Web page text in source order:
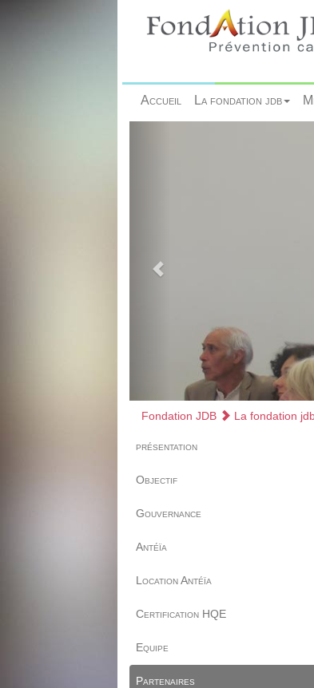
Accueil La fondation jdb
Fondation JDB La fondation
présentation
Objectif
Gouvernance
Antéïa
Location Antéïa
Certification HQE
Equipe
Partenaires